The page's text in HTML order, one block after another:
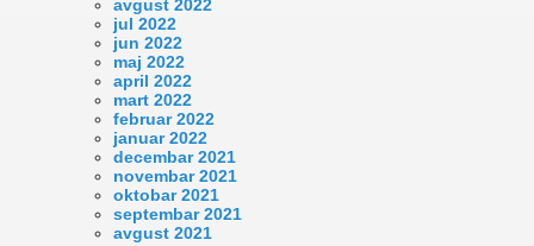
avgust 2022
jul 2022
jun 2022
maj 2022
april 2022
mart 2022
februar 2022
januar 2022
decembar 2021
novembar 2021
oktobar 2021
septembar 2021
avgust 2021